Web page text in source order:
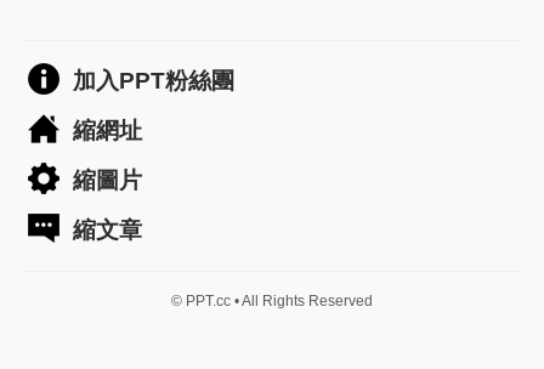
加入PPT粉絲團
縮網址
縮圖片
縮文章
© PPT.cc • All Rights Reserved